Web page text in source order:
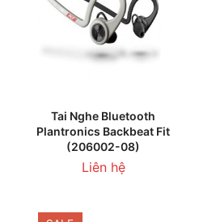
Tai Nghe Bluetooth
Plantronics Backbeat Fit
(206002-08)
Liên hệ